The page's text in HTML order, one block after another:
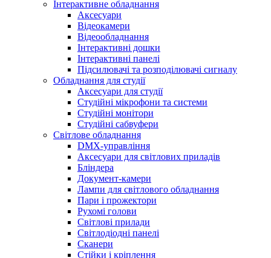
Інтерактивне обладнання
Аксесуари
Відеокамери
Відеообладнання
Інтерактивні дошки
Інтерактивні панелі
Підсилювачі та розподілювачі сигналу
Обладнання для студії
Аксесуари для студії
Студійні мікрофони та системи
Студійні монітори
Студійні сабвуфери
Світлове обладнання
DMX-управління
Аксесуари для світлових приладів
Бліндера
Документ-камери
Лампи для світлового обладнання
Пари і прожектори
Рухомі голови
Світлові прилади
Світлодіодні панелі
Сканери
Стійки і кріплення